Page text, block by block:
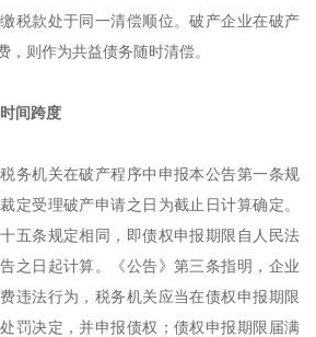
税款处于同一清偿顺位。破产企业在破产
，则作为共益债务随时清偿。
间跨度
务机关在破产程序中申报本公告第一条规
定受理破产申请之日为截止日计算确定。
五条规定相同，即债权申报期限自人民法
之日起计算。《公告》第三条指明，企业
违法行为，税务机关应当在债权申报期限
罚决定，并申报债权；债权申报期限届满